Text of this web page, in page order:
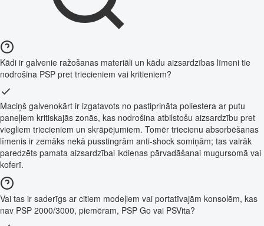
Kādi ir galvenie ražošanas materiāli un kādu aizsardzības līmeni tie
nodrošina PSP pret triecieniem vai kritieniem?
Maciņš galvenokārt ir izgatavots no pastiprināta poliestera ar putu
paneļiem kritiskajās zonās, kas nodrošina atbilstošu aizsardzību pret
viegliem triecieniem un skrāpējumiem. Tomēr triecienu absorbēšanas
līmenis ir zemāks nekā pusstingrām anti-shock somiņām; tas vairāk
paredzēts pamata aizsardzībai ikdienas pārvadāšanai mugursomā vai
koferī.
Vai tas ir saderīgs ar citiem modeļiem vai portatīvajām konsolēm, kas
nav PSP 2000/3000, piemēram, PSP Go vai PSVita?